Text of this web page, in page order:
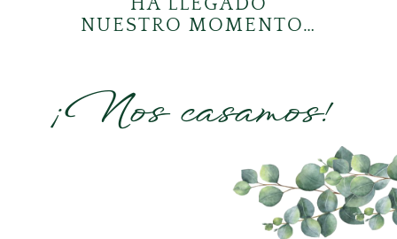
NUESTRO MOMENTO…
¡Nos casamos!